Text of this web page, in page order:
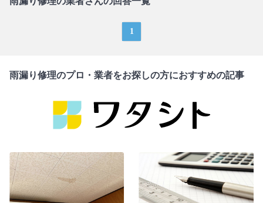
1
雨漏り修理のプロ・業者をお探しの方におすすめの記事